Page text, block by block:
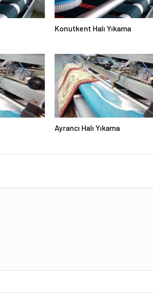
Konutkent Halı Yıkama
Ayrancı Halı Yıkama